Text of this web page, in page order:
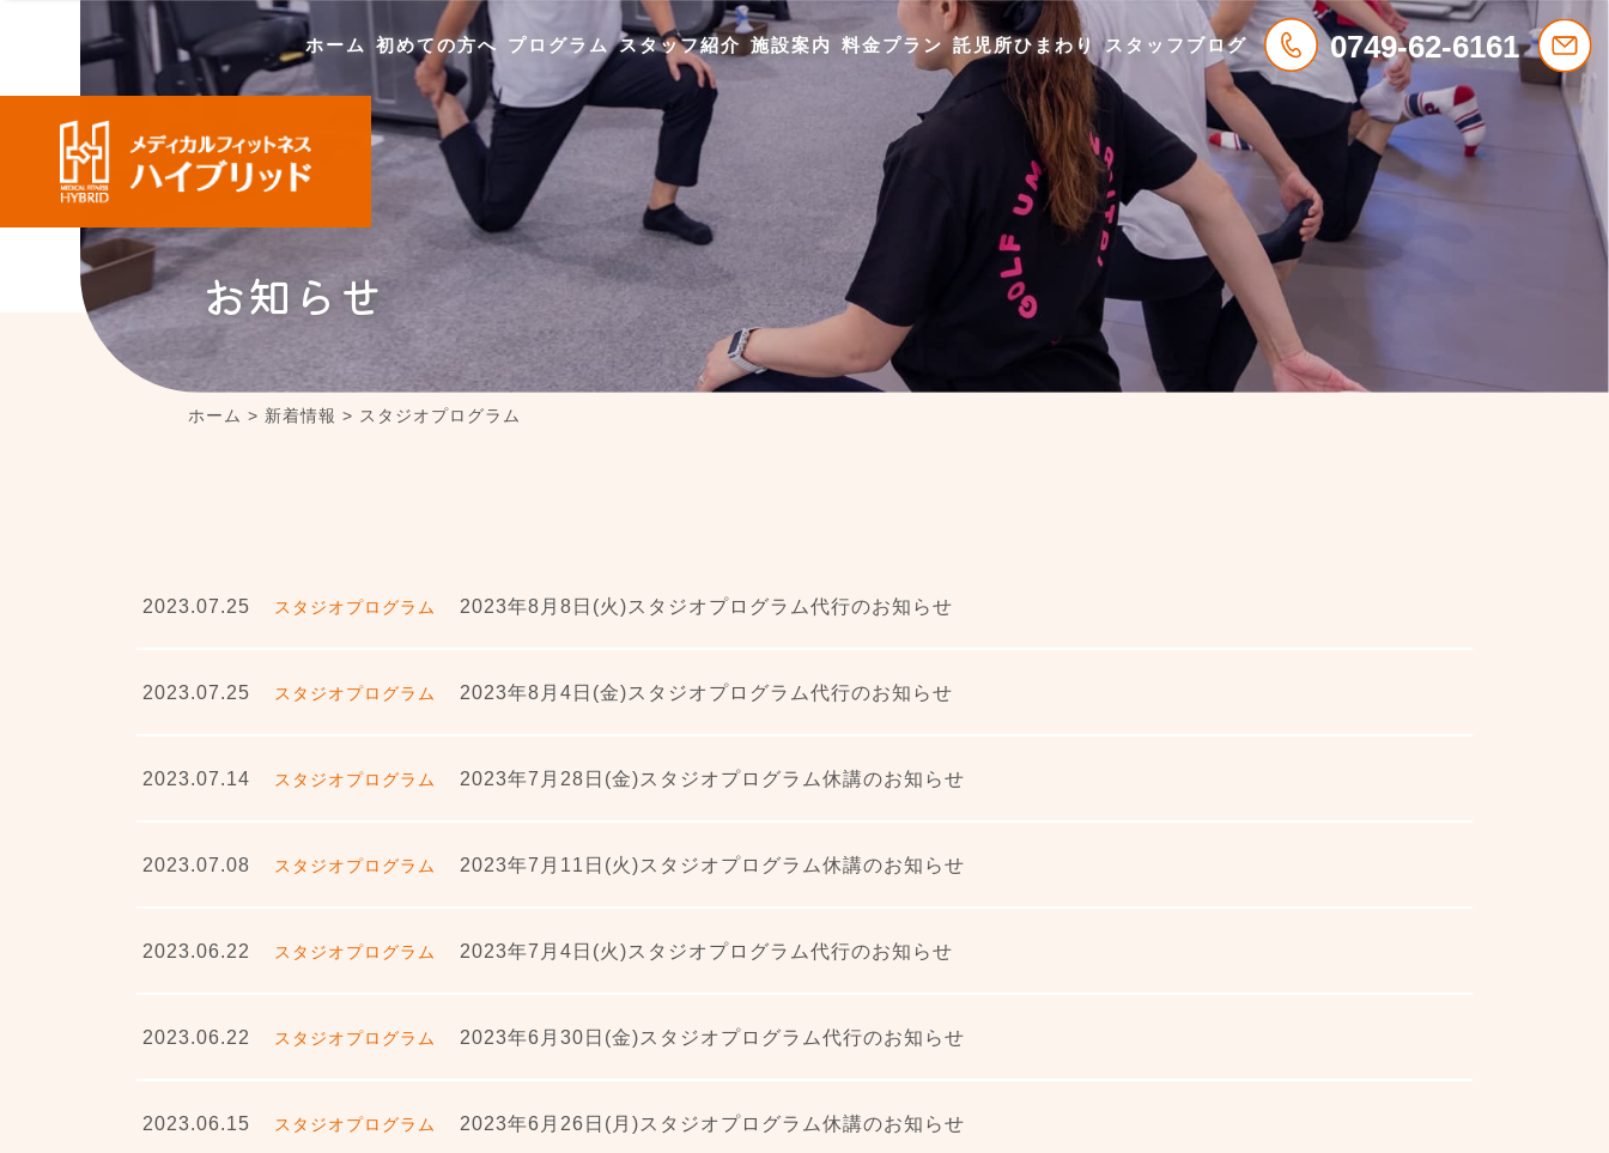
ホーム 初めての方へ プログラム スタッフ紹介 施設案内 料金プラン 託児所ひまわり スタッフブログ 0749-62-6161
お知らせ
ホーム > 新着情報 > スタジオプログラム
2023.07.25 スタジオプログラム 2023年8月8日(火)スタジオプログラム代行のお知らせ
2023.07.25 スタジオプログラム 2023年8月4日(金)スタジオプログラム代行のお知らせ
2023.07.14 スタジオプログラム 2023年7月28日(金)スタジオプログラム休講のお知らせ
2023.07.08 スタジオプログラム 2023年7月11日(火)スタジオプログラム休講のお知らせ
2023.06.22 スタジオプログラム 2023年7月4日(火)スタジオプログラム代行のお知らせ
2023.06.22 スタジオプログラム 2023年6月30日(金)スタジオプログラム代行のお知らせ
2023.06.15 スタジオプログラム 2023年6月26日(月)スタジオプログラム休講のお知らせ